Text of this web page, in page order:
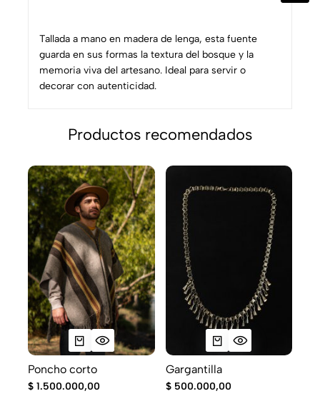
Tallada a mano en madera de lenga, esta fuente
guarda en sus formas la textura del bosque y la
memoria viva del artesano. Ideal para servir o
decorar con autenticidad.
Productos recomendados
Poncho corto
$ 1.500.000,00
Gargantilla
$500.000,00